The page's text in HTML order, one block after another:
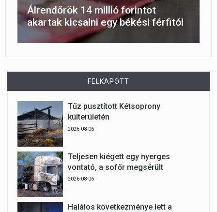
Álrendőrök 14 millió forintot
akartak kicsalni egy békési férfitól
FELKAPOTT
Tűz pusztított Kétsoprony
külterületén
2026-08-06
Teljesen kiégett egy nyerges
vontató, a sofőr megsérült
2026-08-06
Halálos következménye lett a